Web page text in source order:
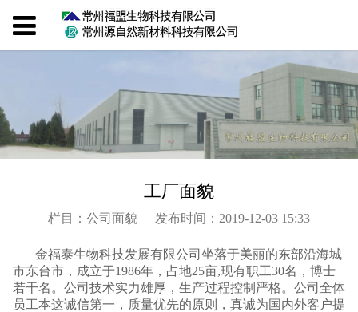
工厂面貌
栏目：公司面貌 发布时间：2019-12-03 15:33
金福泰生物科技发展有限公司坐落于美丽的东部沿海城
市东台市，成立于1986年，占地25亩,现有职工30名，博士
若干名。公司技术实力雄厚，生产过程控制严格。公司全体
员工本这诚信第一，质量优先的原则，真诚为国内外客户提